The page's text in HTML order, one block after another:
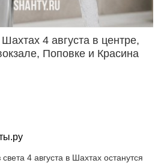
4 августа в центре,
Поповке и Красина
света 4 августа в Шахтах останутся